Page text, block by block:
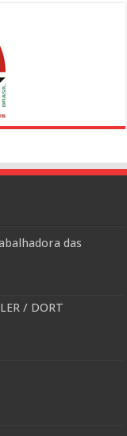
das
/ DORT